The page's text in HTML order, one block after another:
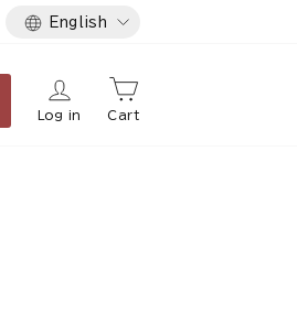
Language
English
Log in Cart